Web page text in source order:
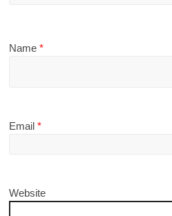
Name*
Email*
Website